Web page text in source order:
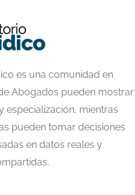
es una comunidad en
Abogados pueden mostrar
especialización, mientras
pueden tomar decisiones
en datos reales y